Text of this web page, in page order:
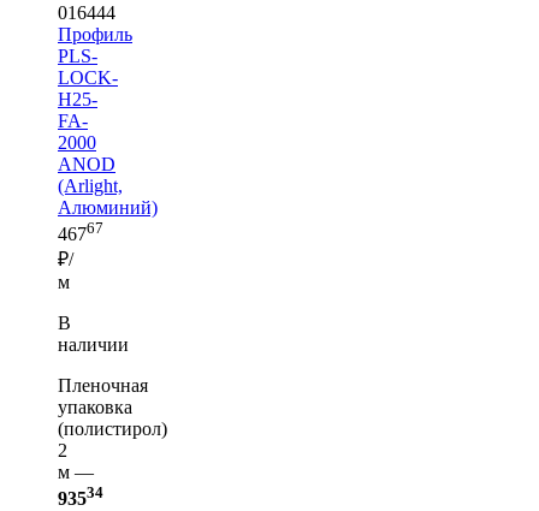
016444
Профиль
PLS-
LOCK-
H25-
FA-
2000
ANOD
(Arlight,
Алюминий)
46767
₽/
м
В
наличии
Пленочная
упаковка
(полистирол)
2
м —
93534